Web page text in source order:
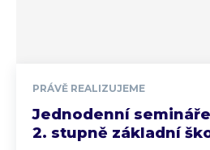
PRÁVĚ REALIZUJEME
Jednodenní
2. stupně základní